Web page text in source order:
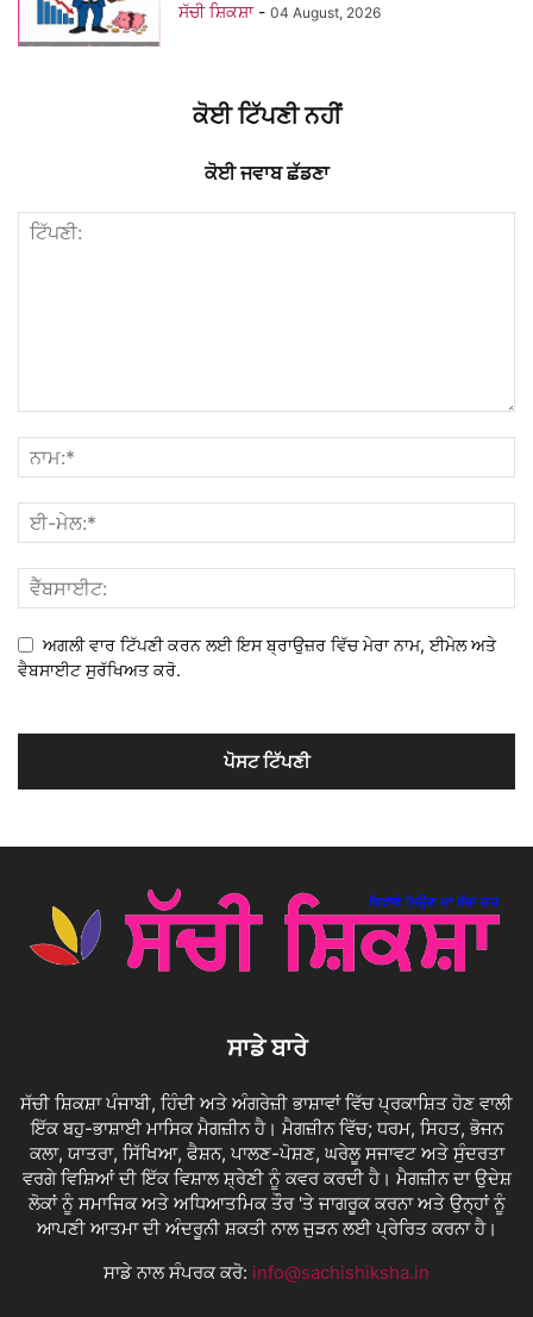
ਸੱਚੀ ਸ਼ਿਕਸ਼ਾ - 04 August, 2026
ਕੋਈ ਟਿੱਪਣੀ ਨਹੀਂ
ਕੋਈ ਜਵਾਬ ਛੱਡਣਾ
ਅਗਲੀ ਵਾਰ ਟਿੱਪਣੀ ਕਰਨ ਲਈ ਇਸ ਬ੍ਰਾਉਜ਼ਰ ਵਿੱਚ ਮੇਰਾ ਨਾਮ, ਈਮੇਲ ਅਤੇ
ਵੈਬਸਾਈਟ ਸੁਰੱਖਿਅਤ ਕਰੋ.
ਸਾਡੇ ਬਾਰੇ
ਸੱਚੀ ਸ਼ਿਕਸ਼ਾ ਪੰਜਾਬੀ, ਹਿੰਦੀ ਅਤੇ ਅੰਗਰੇਜ਼ੀ ਭਾਸ਼ਾਵਾਂ ਵਿੱਚ ਪ੍ਰਕਾਸ਼ਿਤ ਹੋਣ ਵਾਲੀ
ਇੱਕ ਬਹੁ-ਭਾਸ਼ਾਈ ਮਾਸਿਕ ਮੈਗਜ਼ੀਨ ਹੈ। ਮੈਗਜ਼ੀਨ ਵਿੱਚ; ਧਰਮ, ਸਿਹਤ, ਭੋਜਨ
ਕਲਾ, ਯਾਤਰਾ, ਸਿੱਖਿਆ, ਫੈਸ਼ਨ, ਪਾਲਣ-ਪੋਸ਼ਣ, ਘਰੇਲੂ ਸਜਾਵਟ ਅਤੇ ਸੁੰਦਰਤਾ
ਵਰਗੇ ਵਿਸ਼ਿਆਂ ਦੀ ਇੱਕ ਵਿਸ਼ਾਲ ਸ਼੍ਰੇਣੀ ਨੂੰ ਕਵਰ ਕਰਦੀ ਹੈ। ਮੈਗਜ਼ੀਨ ਦਾ ਉਦੇਸ਼
ਲੋਕਾਂ ਨੂੰ ਸਮਾਜਿਕ ਅਤੇ ਅਧਿਆਤਮਿਕ ਤੌਰ 'ਤੇ ਜਾਗਰੂਕ ਕਰਨਾ ਅਤੇ ਉਨ੍ਹਾਂ ਨੂੰ
ਆਪਣੀ ਆਤਮਾ ਦੀ ਅੰਦਰੂਨੀ ਸ਼ਕਤੀ ਨਾਲ ਜੁੜਨ ਲਈ ਪ੍ਰੇਰਿਤ ਕਰਨਾ ਹੈ।
ਸਾਡੇ ਨਾਲ ਸੰਪਰਕ ਕਰੋ: info@sachishiksha.in